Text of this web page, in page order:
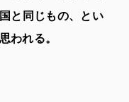
と同じもの、とい
われる。